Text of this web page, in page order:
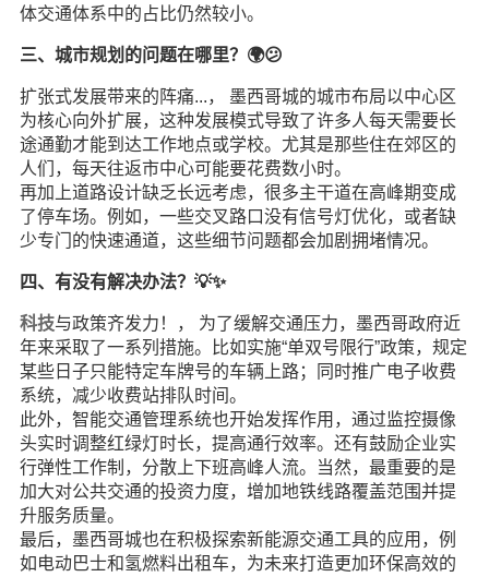
体交通体系中的占比仍然较小。
三、城市规划的问题在哪里？🌍😕
扩张式发展带来的阵痛...， 墨西哥城的城市布局以中心区
为核心向外扩展，这种发展模式导致了许多人每天需要长
途通勤才能到达工作地点或学校。尤其是那些住在郊区的
人们，每天往返市中心可能要花费数小时。
再加上道路设计缺乏长远考虑，很多主干道在高峰期变成
了停车场。例如，一些交叉路口没有信号灯优化，或者缺
少专门的快速通道，这些细节问题都会加剧拥堵情况。
四、有没有解决办法？💡✨
科技与政策齐发力！， 为了缓解交通压力，墨西哥政府近
年来采取了一系列措施。比如实施“单双号限行”政策，规定
某些日子只能特定车牌号的车辆上路；同时推广电子收费
系统，减少收费站排队时间。
此外，智能交通管理系统也开始发挥作用，通过监控摄像
头实时调整红绿灯时长，提高通行效率。还有鼓励企业实
行弹性工作制，分散上下班高峰人流。当然，最重要的是
加大对公共交通的投资力度，增加地铁线路覆盖范围并提
升服务质量。
最后，墨西哥城也在积极探索新能源交通工具的应用，例
如电动巴士和氢燃料出租车，为未来打造更加环保高效的